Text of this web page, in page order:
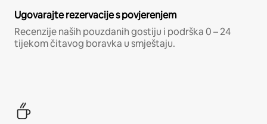
Ugovarajte rezervacije s povjerenjem
Recenzije naših pouzdanih gostiju i podrška 0 – 24
tijekom čitavog boravka u smještaju.